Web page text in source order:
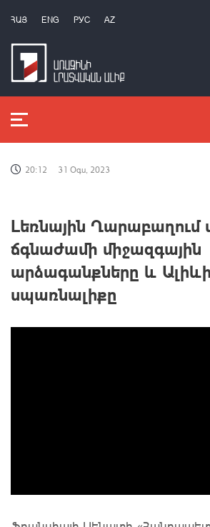
ՀԱՅ ENG РУС AZ
20:12 31 Օգս, 2023
Լեռնային Ղարաբաղում
ճգնաժամի միջազգային
արձագանքները և
սպառնալիքը